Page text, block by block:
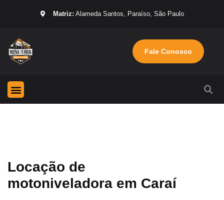
Matriz: Alameda Santos, Paraíso, São Paulo
Fale Conosco
Locação de
motoniveladora em Caraí